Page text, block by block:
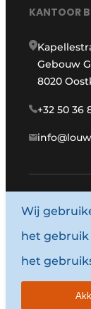
KANTOOR
Gebouw G
8020
+32 50 36
©
Wij
het gebruik
het